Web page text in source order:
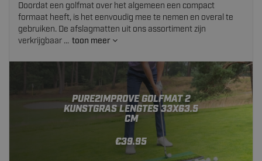
Doordat een golfmat over het algemeen een compact
formaat heeft, is het eenvoudig mee te nemen en overal te
gebruiken. De afslagmatten uit ons assortiment zijn
verkrijgbaar ... toon meer
PURE2IMPROVE GOLFMAT 2
KUNSTGRAS LENGTES 33X63.5
CM
€39.95